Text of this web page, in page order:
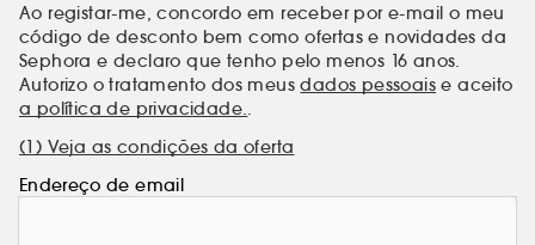
Ao registar-me, concordo em receber por e-mail o meu
código de desconto bem como ofertas e novidades da
Sephora e declaro que tenho pelo menos 16 anos.
Autorizo o tratamento dos meusdados pessoais e aceito
a política de privacidade..
(1) Veja as condições da oferta
Endereço de email